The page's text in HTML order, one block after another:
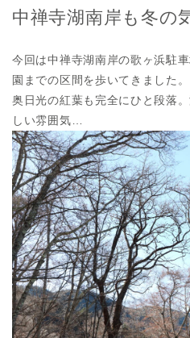
中禅寺湖南岸も冬の
今回は中禅寺湖南岸の歌ヶ浜駐
園までの区間を歩いてきました。
奥日光の紅葉も完全にひと段落
しい雰囲気…